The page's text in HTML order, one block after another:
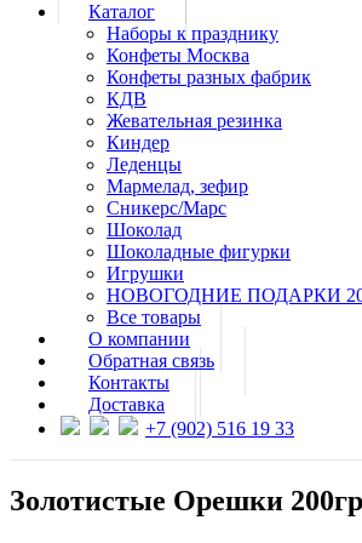
Каталог
Наборы к празднику
Конфеты Москва
Конфеты разных фабрик
КДВ
Жевательная резинка
Киндер
Леденцы
Мармелад, зефир
Сникерс/Марс
Шоколад
Шоколадные фигурки
Игрушки
НОВОГОДНИЕ ПОДАРКИ
Все товары
О компании
Обратная связь
Контакты
Доставка
+7 (902) 516 19 33
Золотистые Орешки